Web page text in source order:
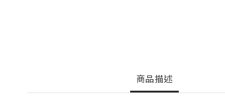
商品描述